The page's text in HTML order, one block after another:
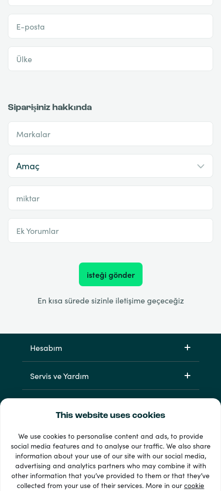
This website uses cookies
We use cookies to personalise content and ads, to provide
social media features and to analyse our traffic. We also share
information about your use of our site with our social media,
advertising and analytics partners who may combine it with
other information that you’ve provided to them or that they’ve
collected from your use of their services. More in ourcookie
E-posta
Ülke
Siparişiniz hakkında
Markalar
miktar
Ek Yorumlar
isteği gönder
En kısa sürede sizinle iletişime geçeceğiz
Hesabım
Servis ve Yardım